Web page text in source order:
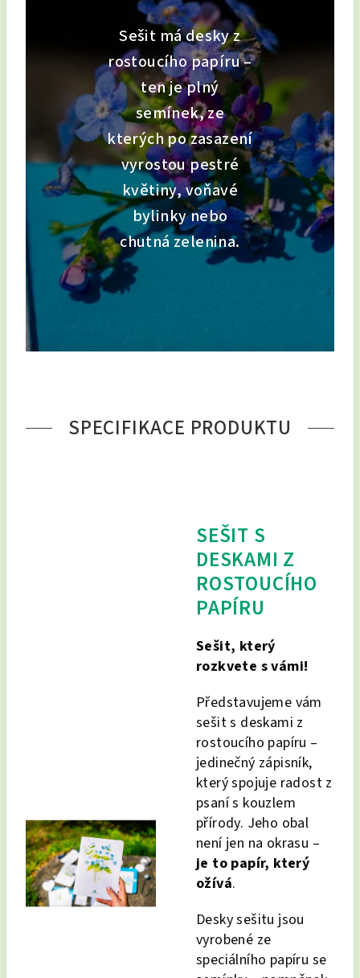
Sešit má desky z
rostoucího papíru –
ten je plný
semínek, ze
kterých po zasazení
vyrostou pestré
květiny, voňavé
bylinky nebo
chutná zelenina.
SPECIFIKACE PRODUKTU
SEŠIT S
DESKAMI Z
ROSTOUCÍHO
PAPÍRU
Sešit, který
rozkvete s vámi!
Představujeme vám
sešit s deskami z
rostoucího papíru –
jedinečný zápisník,
který spojuje radost z
psaní s kouzlem
přírody. Jeho obal
není jen na okrasu –
je to papír, který
ožívá.
Desky sešitu jsou
vyrobené ze
speciálního papíru se